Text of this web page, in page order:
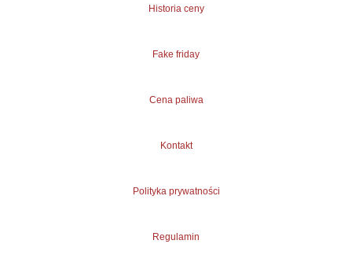
Historia ceny
Fake friday
Cena paliwa
Kontakt
Polityka prywatności
Regulamin